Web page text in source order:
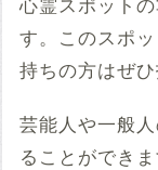
例：<iframe
pb=******"
tabindex="0"></
コメント
心霊スポット
す。このスポ
持ちの方はぜ
芸能人や一般
ることができま